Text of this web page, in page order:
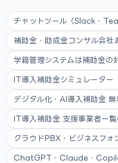
チャットツール（Slack・
補助金・助成金コンサル会社
学籍管理システムは補助金の
IT導入補助金シミュレーター
デジタル化・AI導入補助金
IT導入補助金 支援事業者一
クラウドPBX・ビジネスフォ
ChatGPT・Claude・